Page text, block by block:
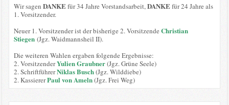
Wir sagen DANKEfür 34 Jahre Vorstandsarbeit,DANKEfür 24 Jahre als
1. Vorsitzender.
Neuer 1. Vorsitzender ist der bisherige 2. Vorsitzende Christian
Stiegen (Jgz. Waidmannsheil II).
Die weiteren Wahlen ergaben folgende Ergebnisse:
2. VorsitzenderYulien Graubner(Jgz. Grüne Seele)
2. SchriftführerNiklas Busch(Jgz. Wilddiebe)
2. KassiererPaul von Ameln(Jgz. Frei Weg)